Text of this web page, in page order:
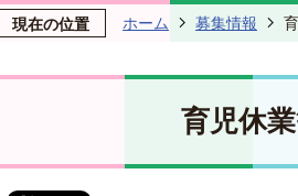
現在の位置 ホーム 募集情報
育児休